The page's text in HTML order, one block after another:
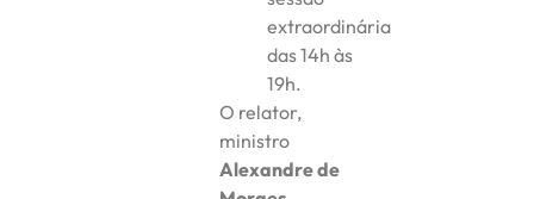
extraordinária
das 14h às
19h.
O relator,
ministro
Alexandre de